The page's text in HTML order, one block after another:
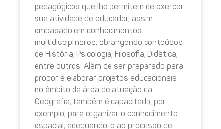
pedagógicos que lhe permitem de exercer
sua atividade de educador, assim
embasado em conhecimentos
multidisciplinares, abrangendo conteúdos
de História, Psicologia, Filosofia, Didática,
entre outros. Além de ser preparado para
propor e elaborar projetos educacionais
no âmbito da área de atuação da
Geografia, também é capacitado, por
exemplo, para organizar o conhecimento
espacial, adequando-o ao processo de